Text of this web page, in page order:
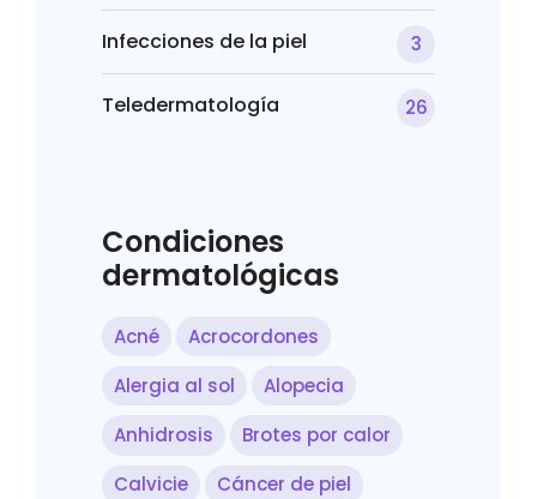
Infecciones de la piel 3
Teledermatología 26
Condiciones
dermatológicas
Acné
Acrocordones
Alergia al sol
Alopecia
Anhidrosis
Brotes por calor
Calvicie
Cáncer de piel